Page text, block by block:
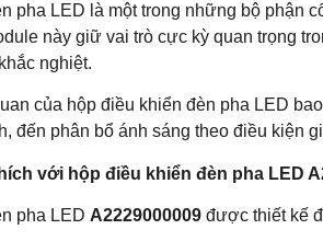
pha LED là một trong những bộ phận
này giữ vai trò cực kỳ quan trọng
nghiệt.
của hộp điều khiển đèn pha LED
đến phân bổ ánh sáng theo điều kiện
với hộp điều khiển đèn pha LED
pha LED A2229000009 được thiết kế